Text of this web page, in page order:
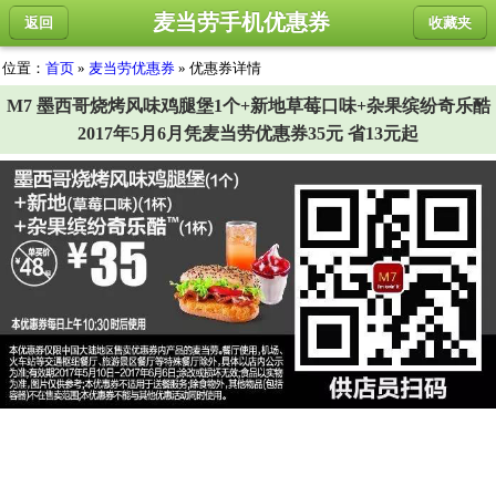
返回 收藏夹
麦当劳手机优惠券
位置： 首页 » 麦当劳优惠券 » 优惠券详情
M7 墨西哥烧烤风味鸡腿堡1个+新地草莓口味+杂果缤纷奇乐酷
2017年5月6月凭麦当劳优惠券35元 省13元起